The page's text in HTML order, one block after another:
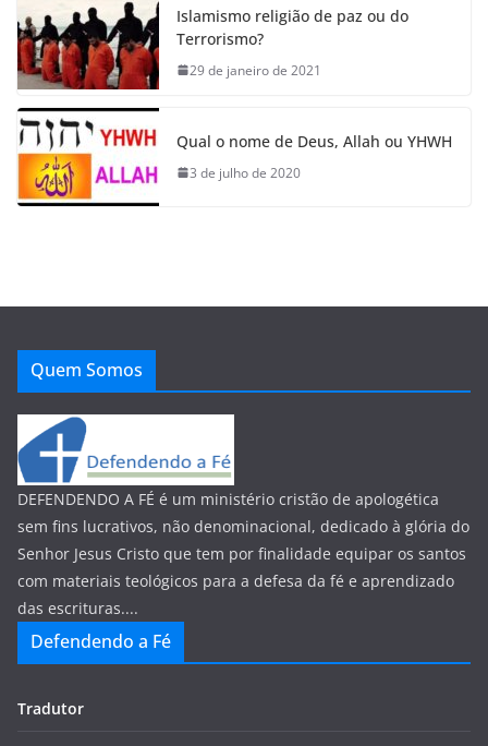
Islamismo religião de paz ou do
Terrorismo?
29 de janeiro de 2021
Qual o nome de Deus, Allah ou YHWH
3 de julho de 2020
Quem Somos
DEFENDENDO A FÉ é um ministério cristão de apologética
sem fins lucrativos, não denominacional, dedicado à glória do
Senhor Jesus Cristo que tem por finalidade equipar os santos
com materiais teológicos para a defesa da fé e aprendizado
das escrituras....
Defendendo a Fé
Tradutor